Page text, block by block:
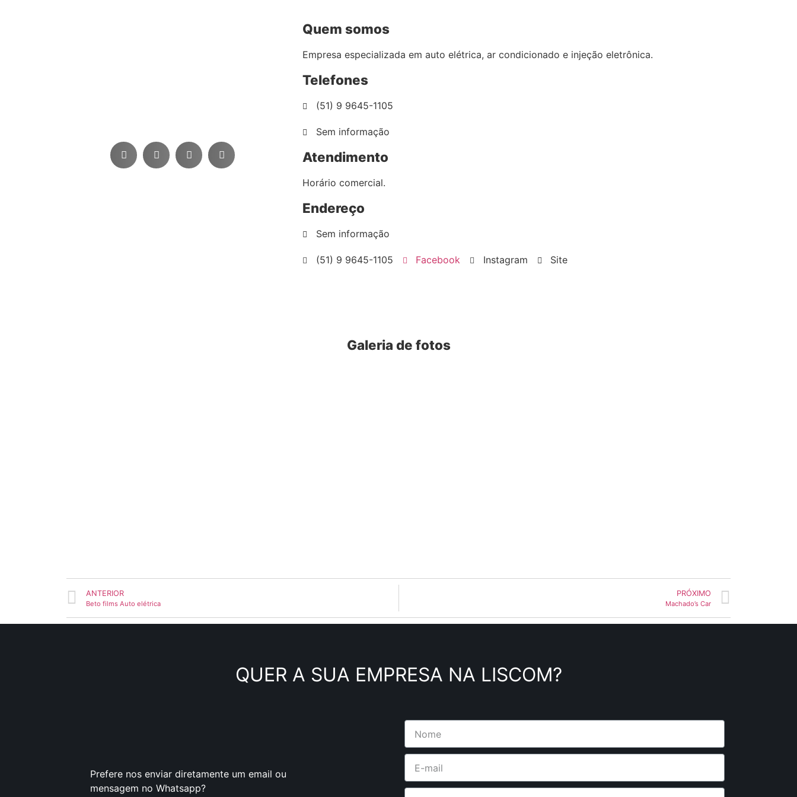
Quem somos
Empresa especializada em auto elétrica, ar condicionado e injeção eletrônica.
Telefones
(51) 9 9645-1105
Sem informação
Atendimento
Horário comercial.
Endereço
Sem informação
(51) 9 9645-1105 Facebook Instagram Site
Galeria de fotos
ANTERIOR
Beto films Auto elétrica
PRÓXIMO
Machado’s Car
QUER A SUA EMPRESA NA LISCOM?
Prefere nos enviar diretamente um email ou
mensagem no Whatsapp?